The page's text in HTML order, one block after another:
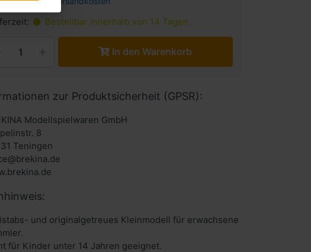
Bestellbar innerhalb von 14 Tagen
In den Warenkorb
zur Produktsicherheit (GPSR):
Modellspielwaren GmbH
8
Teningen
und originalgetreues Kleinmodell für erwachsene
für Kinder unter 14 Jahren geeignet.